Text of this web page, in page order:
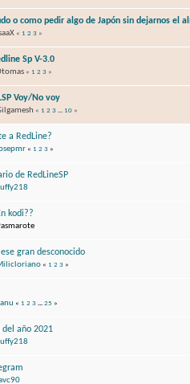
o como pedir algo de Japón sin dejarnos el
« 1 2 3»
Sp V-3.0
« 1 2 3»
Voy/No voy
« 1 2 3 ... 10»
a RedLine?
« 1 2 3»
de RedLineSP
kodi??
gran desconocido
« 1 2 3»
« 1 2 3 ... 25 »
año 2021